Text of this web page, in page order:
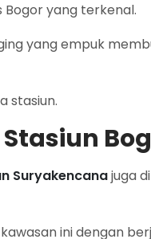
Bogor yang terkenal.
yang empuk
stasiun.
Suryakencanajuga
ini dengan